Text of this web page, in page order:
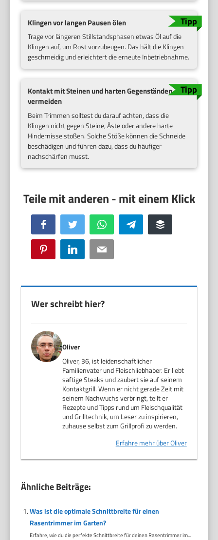
Klingen vor langen Pausen ölen
Trage vor längeren Stillstandsphasen etwas Öl auf die
Klingen auf, um Rost vorzubeugen. Das hält die Klingen
geschmeidig und erleichtert die erneute Inbetriebnahme.
Kontakt mit Steinen und harten Gegenständen
vermeiden
Beim Trimmen solltest du darauf achten, dass die
Klingen nicht gegen Steine, Äste oder andere harte
Hindernisse stoßen. Solche Stöße können die Schneide
beschädigen und führen dazu, dass du häufiger
nachschärfen musst.
Facebook Twitter WhatsApp Telegram Buffer
Pinterest LinkedIn Email
Wer schreibt hier?
Oliver
Oliver, 36, ist leidenschaftlicher
Familienvater und Fleischliebhaber. Er liebt
saftige Steaks und zaubert sie auf seinem
Kontaktgrill. Wenn er nicht gerade Zeit mit
seinem Nachwuchs verbringt, teilt er
Rezepte und Tipps rund um Fleischqualität
und Grilltechnik, um Leser zu inspirieren,
zuhause selbst zum Grillprofi zu werden.
Erfahre mehr über Oliver
Ähnliche Beiträge:
Was ist die optimale Schnittbreite für einen
Rasentrimmer im Garten?
Erfahre, wie du die perfekte Schnittbreite für deinen Rasentrimmer im...